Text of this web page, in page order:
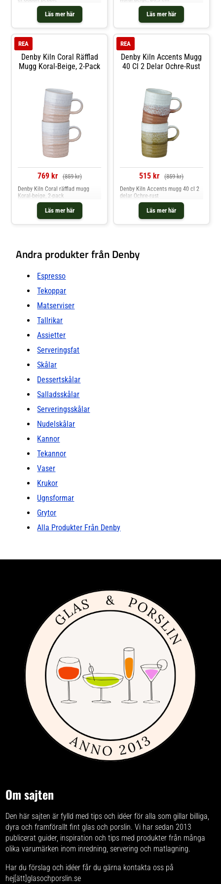
Läs mer här Läs mer här
Denby Kiln Coral Räfflad
Mugg Koral-Beige, 2-Pack
REA
769 kr (859 kr)
Läs mer här
Denby Kiln Coral räfflad mugg
Koral-beige, 2-pack
Denby Kiln Accents Mugg
40 Cl 2 Delar Ochre-Rust
REA
515 kr (859 kr)
Läs mer här
Denby Kiln Accents mugg 40 cl 2
delar Ochre-rust
Andra produkter från Denby
Espresso
Tekoppar
Matserviser
Tallrikar
Assietter
Serveringsfat
Skålar
Dessertskålar
Salladsskålar
Serveringsskålar
Nudelskålar
Kannor
Tekannor
Vaser
Krukor
Ugnsformar
Grytor
Alla Produkter Från Denby
Om sajten
Den här sajten är fylld med tips och idéer för alla som gillar billiga,
dyra och framförallt fint glas och porslin. Vi har sedan 2013
publicerat guider, inspiration och tips med produkter från många
olika varumärken inom inredning, servering och matlagning.
Har du förslag och idéer får du gärna kontakta oss på
hej[ätt]glasochporslin.se